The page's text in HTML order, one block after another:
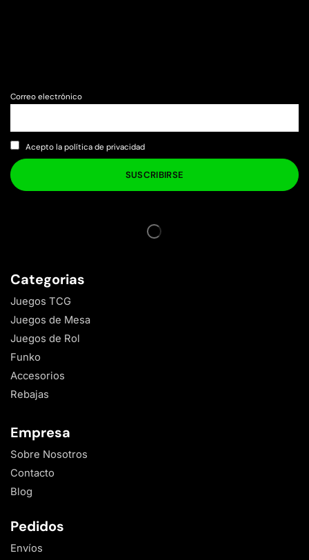
Correo electrónico
Acepto la política de privacidad
Categorias
Juegos TCG
Juegos de Mesa
Juegos de Rol
Funko
Accesorios
Rebajas
Empresa
Sobre Nosotros
Contacto
Blog
Pedidos
Envíos